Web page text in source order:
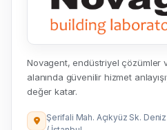
Novagent, endüstriyel çözümler
alanında güvenilir hizmet
değer katar.
Şerifali Mah. Açıkyüz Sk.